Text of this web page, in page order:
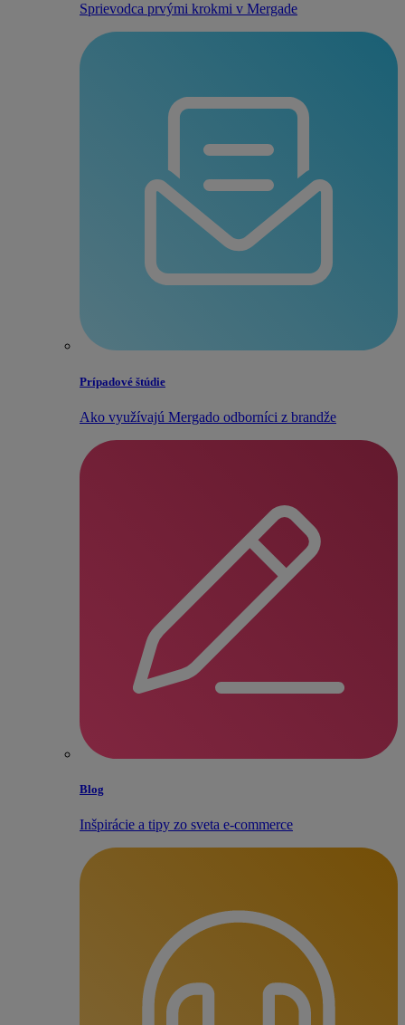
Sprievodca prvými krokmi v Mergade
Prípadové štúdie
Ako využívajú Mergado odborníci z brandže
Blog
Inšpirácie a tipy zo sveta e‑commerce